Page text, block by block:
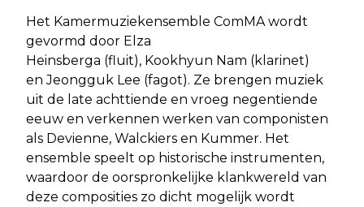
Het Kamermuziekensemble ComMA wordt
gevormd door Elza
Heinsberga (fluit), Kookhyun Nam (klarinet)
en Jeongguk Lee (fagot). Ze brengen muziek
uit de late achttiende en vroeg negentiende
eeuw en verkennen werken van componisten
als Devienne, Walckiers en Kummer. Het
ensemble speelt op historische instrumenten,
waardoor de oorspronkelijke klankwereld van
deze composities zo dicht mogelijk wordt